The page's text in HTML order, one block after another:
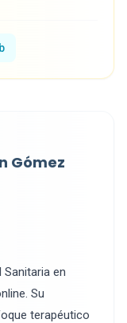
Gómez
Sanitaria en
Su
terapéutico